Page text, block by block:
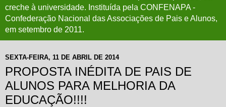
creche à universidade. Instituída pela CONFENAPA -
Confederação Nacional das Associações de Pais e Alunos,
em setembro de 2011.
SEXTA-FEIRA, 11 DE ABRIL DE 2014
PROPOSTA INÉDITA DE PAIS DE
ALUNOS PARA MELHORIA DA
EDUCAÇÃO!!!!